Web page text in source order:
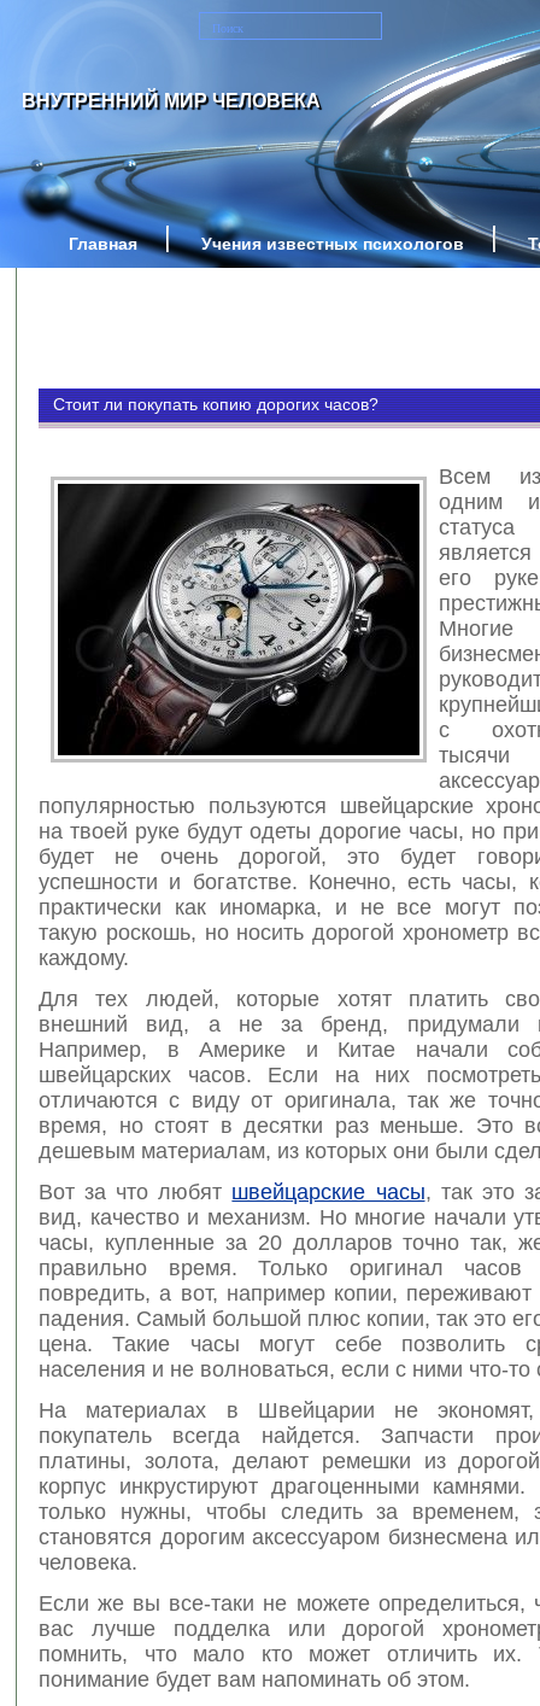
ВНУТРЕННИЙ МИР ЧЕЛОВЕКА
Главная Учения известных психологов
Стоит ли покупать копию дорогих часов?
Всем
одним
его
с
популярностью пользуются швейцарские
на твоей руке будут одеты дорогие часы, но
будет не очень дорогой, это будет
успешности и богатстве. Конечно, есть часы,
практически как иномарка, и не все могут
такую роскошь, но носить дорогой хронометр
каждому.
Для тех людей, которые хотят платить
внешний вид, а не за бренд, придумали
Например, в Америке и Китае начали
швейцарских часов. Если на них
отличаются с виду от оригинала, так же
время, но стоят в десятки раз меньше. Это
дешевым материалам, из которых они были
Вот за что любят швейцарские часы, так это
вид, качество и механизм. Но многие начали
часы, купленные за 20 долларов точно так,
правильно время. Только оригинал часов
повредить, а вот, например копии, переживают
падения. Самый большой плюс копии, так это
цена. Такие часы могут себе позволить
населения и не волноваться, если с ними что-то
На материалах в Швейцарии не
покупатель всегда найдется. Запчасти
платины, золота, делают ремешки из
корпус инкрустируют драгоценными
только нужны, чтобы следить за временем,
становятся дорогим аксессуаром бизнесмена
человека.
Если же вы все-таки не можете определиться,
вас лучше подделка или дорогой
помнить, что мало кто может отличить их.
понимание будет вам напоминать об этом.